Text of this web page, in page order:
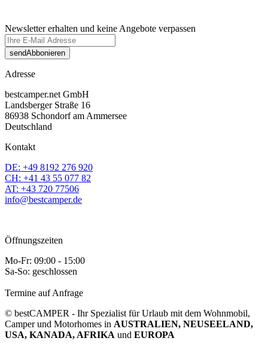
Newsletter erhalten und keine Angebote verpassen
sendAbbonieren
Adresse
bestcamper.net GmbH
Landsberger Straße 16
86938 Schondorf am Ammersee
Deutschland
Kontakt
DE: +49 8192 276 920
CH: +41 43 55 077 82
AT: +43 720 77506
info@bestcamper.de
Öffnungszeiten
Mo-Fr: 09:00 - 15:00
Sa-So: geschlossen
Termine auf Anfrage
© bestCAMPER - Ihr Spezialist für Urlaub mit dem Wohnmobil,
Camper und Motorhomes in AUSTRALIEN, NEUSEELAND,
USA, KANADA, AFRIKA und EUROPA